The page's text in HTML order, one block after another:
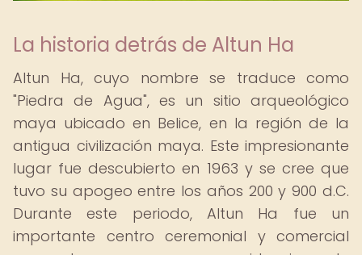
La historia detrás de Altun Ha
Altun Ha, cuyo nombre se traduce como
"Piedra de Agua", es un sitio arqueológico
maya ubicado en Belice, en la región de la
antigua civilización maya. Este impresionante
lugar fue descubierto en 1963 y se cree que
tuvo su apogeo entre los años 200 y 900 d.C.
Durante este periodo, Altun Ha fue un
importante centro ceremonial y comercial